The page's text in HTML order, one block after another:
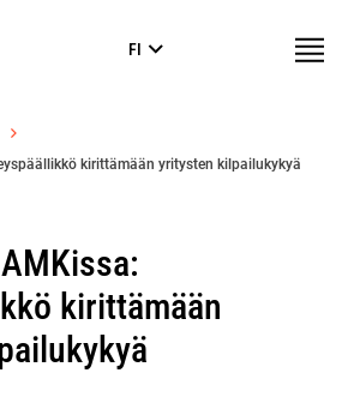
FI
kirittämään yritysten kilpailukykyä
kirittämään